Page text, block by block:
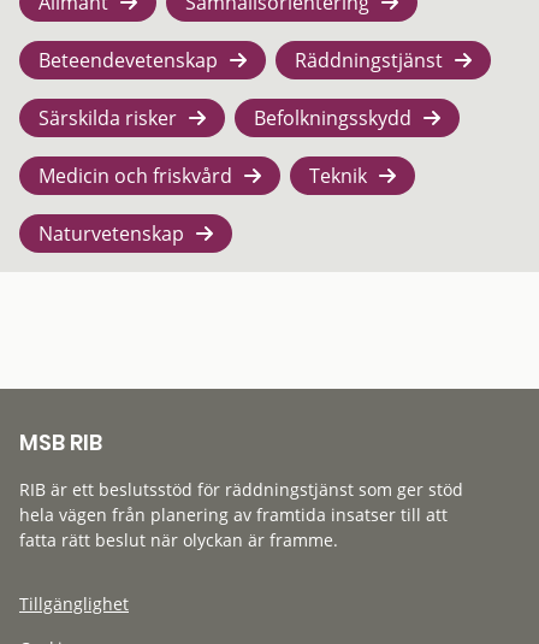
Beteendevetenskap Räddningstjänst
Särskilda risker Befolkningsskydd
Medicin och friskvård Teknik
Naturvetenskap
MSB RIB
RIB är ett beslutsstöd för räddningstjänst som ger stöd
hela vägen från planering av framtida insatser till att
fatta rätt beslut när olyckan är framme.
Tillgänglighet